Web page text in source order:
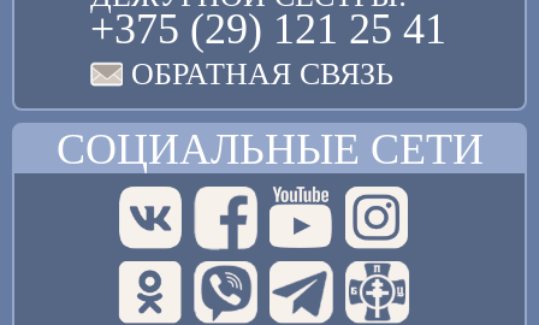
+375 (29) 121 25 41
ОБРАТНАЯ СВЯЗЬ
СОЦИАЛЬНЫЕ СЕТИ